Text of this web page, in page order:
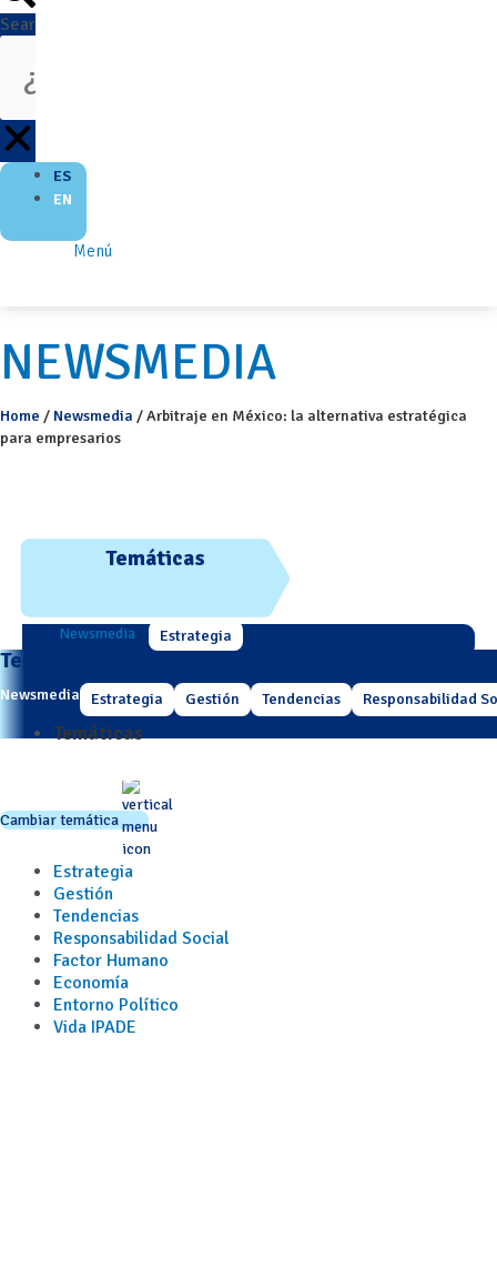
Search
ES
EN
Menú
NEWSMEDIA
Home / Newsmedia /Arbitraje en México: la alternativa estratégica
para empresarios
Temáticas
Newsmedia Estrategia
Temáticas
Newsmedia Estrategia Gestión Tendencias Responsabilidad
Temáticas
Cambiar temática
Estrategia
Gestión
Tendencias
Responsabilidad Social
Factor Humano
Economía
Entorno Político
Vida IPADE